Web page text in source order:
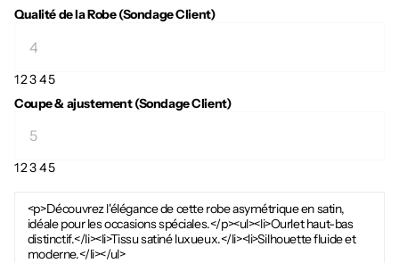
Qualité de la Robe (Sondage Client)
12345
Coupe & ajustement (Sondage Client)
12345
<p>Découvrez l'élégance de cette robe asymétrique en satin,
idéale pour les occasions spéciales.</p><ul><li>Ourlet haut-bas
distinctif.</li><li>Tissu satiné luxueux.</li><li>Silhouette fluide et
moderne.</li></ul>